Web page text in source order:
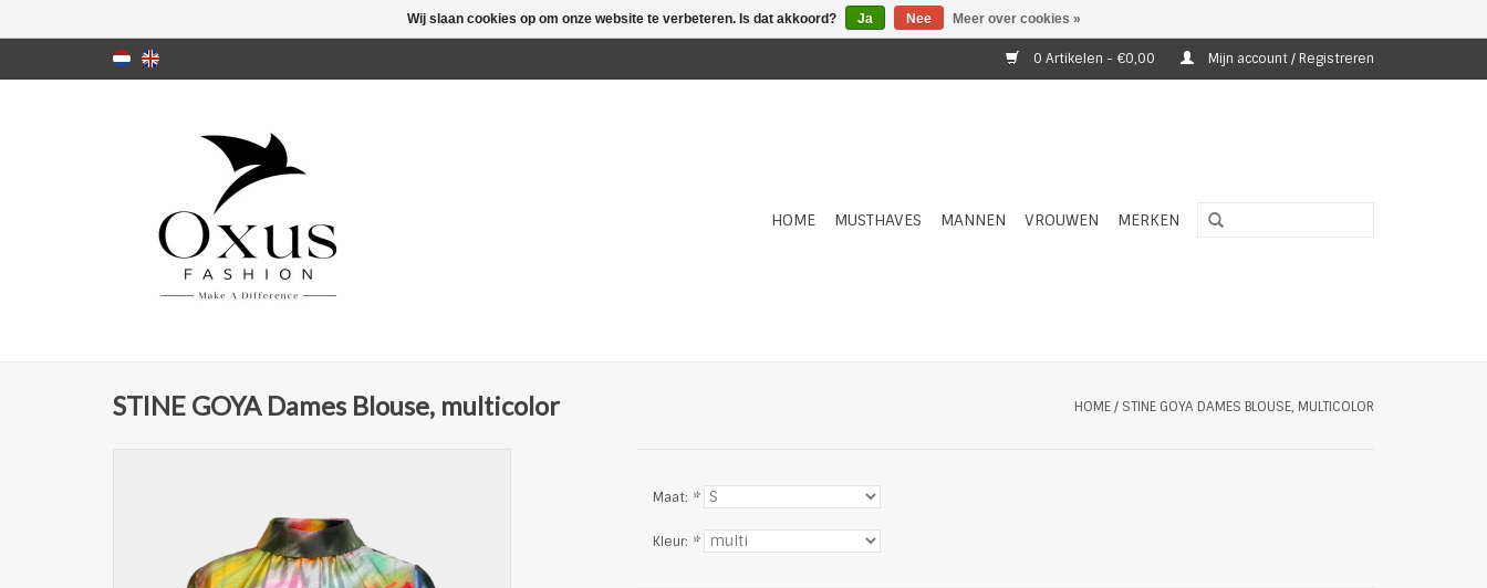
0 Artikelen - €0,00 Mijn account / Registreren
HOME MUSTHAVES MANNEN VROUWEN MERKEN
STINE GOYA Dames Blouse, multicolor HOME/ STINE GOYA DAMES BLOUSE, MULTICOLOR
Maat: *
Kleur: *
Wij slaan cookies op om onze website te verbeteren. Is dat akkoord? Ja Nee Meer over cookies »